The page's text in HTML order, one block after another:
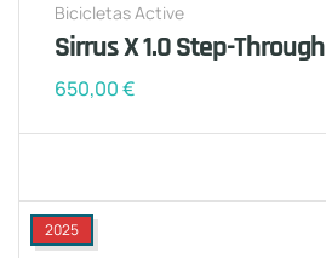
Bicicletas Active
Sirrus X 1.0 Step-Through
650,00€
2025